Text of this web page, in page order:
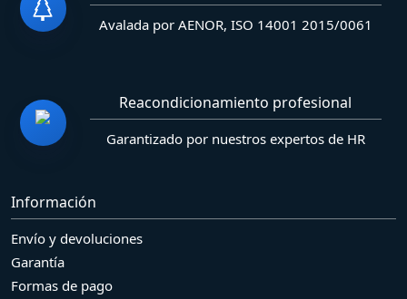
Avalada por AENOR, ISO 14001 2015/0061
Reacondicionamiento profesional
Garantizado por nuestros expertos de HR
Información
Envío y devoluciones
Garantía
Formas de pago